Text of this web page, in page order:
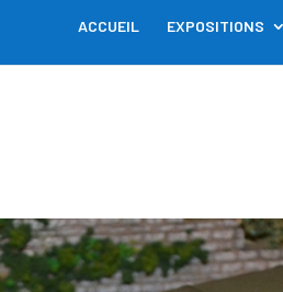
ACCUEIL EXPOSITIONS